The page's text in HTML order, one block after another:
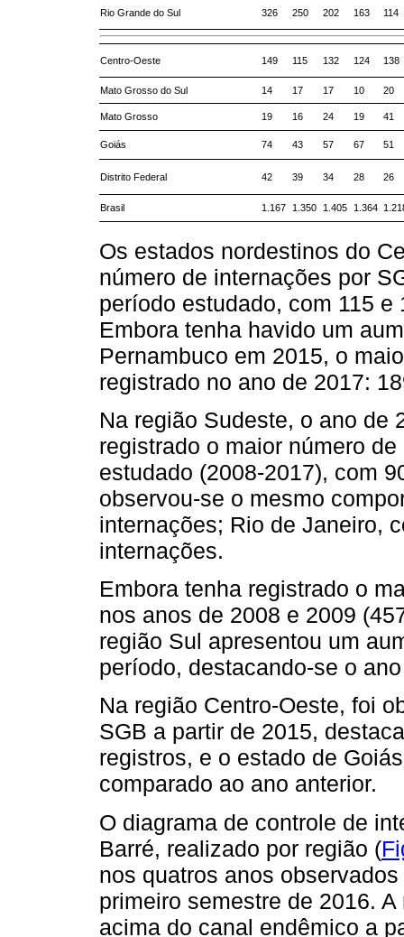
Rio Grande do Sul 326 250 202 163 114
Centro-Oeste 149 115 132 124 138
Mato Grosso do Sul 14 17 17 10 20
Mato Grosso 19 16 24 19 41
Goiás 74 43 57 67 51
Distrito Federal 42 39 34 28 26
Brasil 1.167 1.350 1.405 1.364
Os estados nordestinos do
número de internações por
período estudado, com 115
Embora tenha havido um
Pernambuco em 2015, o
registrado no ano de 2017:
Na região Sudeste, o ano de
registrado o maior número
estudado (2008-2017), com
observou-se o mesmo
internações; Rio de Janeiro,
internações.
Embora tenha registrado o
nos anos de 2008 e 2009
região Sul apresentou um
período, destacando-se o
Na região Centro-Oeste, foi
SGB a partir de 2015,
registros, e o estado de
comparado ao ano anterior.
O diagrama de controle de
Barré, realizado por região (
nos quatros anos
primeiro semestre de 2016.
acima do canal endêmico a